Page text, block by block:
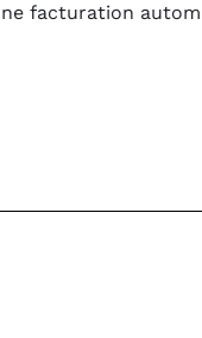
facturation